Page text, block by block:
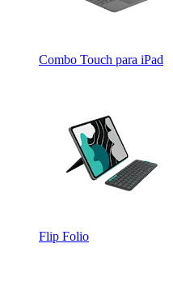
Combo Touch para iPad
Flip Folio